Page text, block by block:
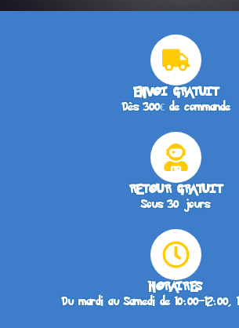
ENVOI GRATUIT
Dès 300€ de commande
RETOUR GRATUIT
Sous 30 jours
HORAIRES
Du mardi au Samedi de 10:00–12:00,